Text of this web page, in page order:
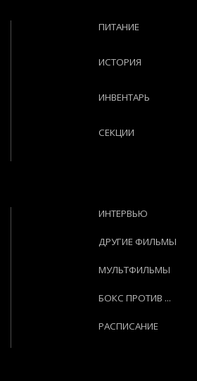
ПИТАНИЕ
ИСТОРИЯ
ИНВЕНТАРЬ
СЕКЦИИ
ИНТЕРВЬЮ
ДРУГИЕ ФИЛЬМЫ
МУЛЬТФИЛЬМЫ
БОКС ПРОТИВ ...
РАСПИСАНИЕ